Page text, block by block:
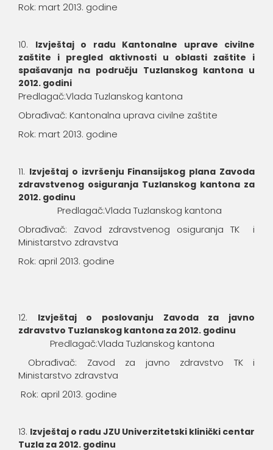
Rok: mart 2013. godine
Izvještaj o radu Kantonalne uprave civilne
zaštite i pregled aktivnosti u oblasti zaštite i
spašavanja na području Tuzlanskog kantona u
2012. godini
Predlagač:Vlada Tuzlanskog kantona
Obrađivač: Kantonalna uprava civilne zaštite
Rok: mart 2013. godine
Izvještaj o izvršenju Finansijskog plana Zavoda
zdravstvenog osiguranja Tuzlanskog kantona za
2012. godinu
Predlagač:Vlada Tuzlanskog kantona
Obrađivač: Zavod zdravstvenog osiguranja TK i
Ministarstvo zdravstva
Rok: april 2013. godine
Izvještaj o poslovanju Zavoda za javno
zdravstvo Tuzlanskog kantona za 2012. godinu
Predlagač:Vlada Tuzlanskog kantona
Obrađivač: Zavod za javno zdravstvo TK i
Ministarstvo zdravstva
Rok: april 2013. godine
Izvještaj o radu JZU Univerzitetski klinički centar
Tuzla za 2012. godinu